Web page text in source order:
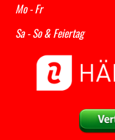
Mo - Fr
Sa - So &